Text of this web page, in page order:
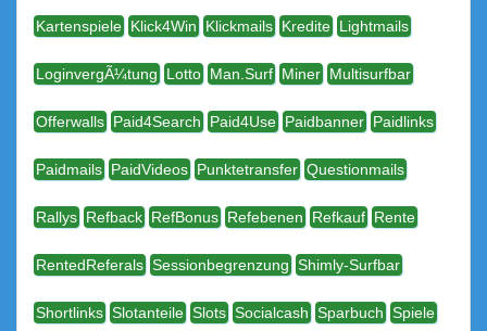
Kartenspiele Klick4Win Klickmails Kredite Lightmails
LoginvergÃ¼tung Lotto Man.Surf Miner Multisurfbar
Offerwalls Paid4Search Paid4Use Paidbanner Paidlinks
Paidmails PaidVideos Punktetransfer Questionmails
Rallys Refback RefBonus Refebenen Refkauf Rente
RentedReferals Sessionbegrenzung Shimly-Surfbar
Shortlinks Slotanteile Slots Socialcash Sparbuch Spiele